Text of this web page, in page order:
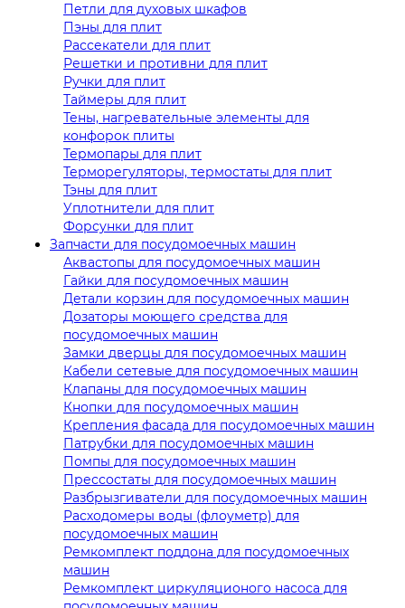
Петли для духовых шкафов
Пэны для плит
Рассекатели для плит
Решетки и противни для плит
Ручки для плит
Таймеры для плит
Тены, нагревательные элементы для
конфорок плиты
Термопары для плит
Терморегуляторы, термостаты для плит
Тэны для плит
Уплотнители для плит
Форсунки для плит
Запчасти для посудомоечных машин
Аквастопы для посудомоечных машин
Гайки для посудомоечных машин
Детали корзин для посудомоечных машин
Дозаторы моющего средства для
посудомоечных машин
Замки дверцы для посудомоечных машин
Кабели сетевые для посудомоечных машин
Клапаны для посудомоечных машин
Кнопки для посудомоечных машин
Крепления фасада для посудомоечных машин
Патрубки для посудомоечных машин
Помпы для посудомоечных машин
Прессостаты для посудомоечных машин
Разбрызгиватели для посудомоечных машин
Расходомеры воды (флоуметр) для
посудомоечных машин
Ремкомплект поддона для посудомоечных
машин
Ремкомплект циркуляционого насоса для